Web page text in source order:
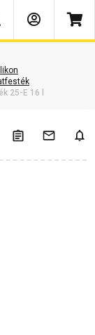
Keresés
25-E 16 l
és válaszok